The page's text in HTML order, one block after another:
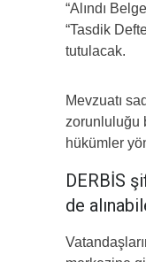
“Alındı
“Tasdik
tutulacak.
Mevzuatı
zorunluluğu
hükümler
DERBİS
de